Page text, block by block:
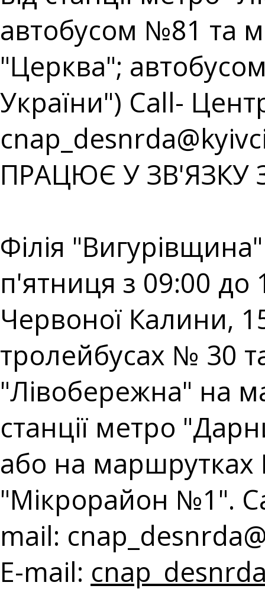
автобусом №81 та
"Церква";
України") Call-
ПРАЦЮЄ У
Філія
п'ятниця з 09:00 до
Червоної Калини,
тролейбусах № 30
"Лівобережна" на
станції метро
або на
"Мікрорайон №1".
mail:
E-mail: